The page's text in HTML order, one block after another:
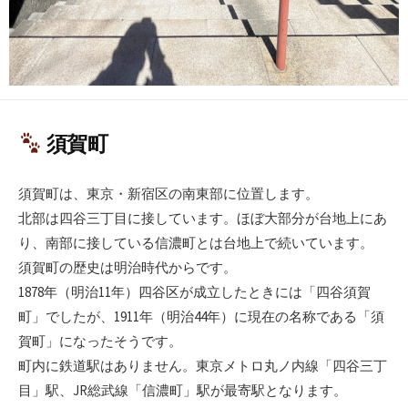
須賀町
須賀町は、東京・新宿区の南東部に位置します。
北部は四谷三丁目に接しています。ほぼ大部分が台地上にあ
り、南部に接している信濃町とは台地上で続いています。
須賀町の歴史は明治時代からです。
1878年（明治11年）四谷区が成立したときには「四谷須賀
町」でしたが、1911年（明治44年）に現在の名称である「須
賀町」になったそうです。
町内に鉄道駅はありません。東京メトロ丸ノ内線「四谷三丁
目」駅、JR総武線「信濃町」駅が最寄駅となります。